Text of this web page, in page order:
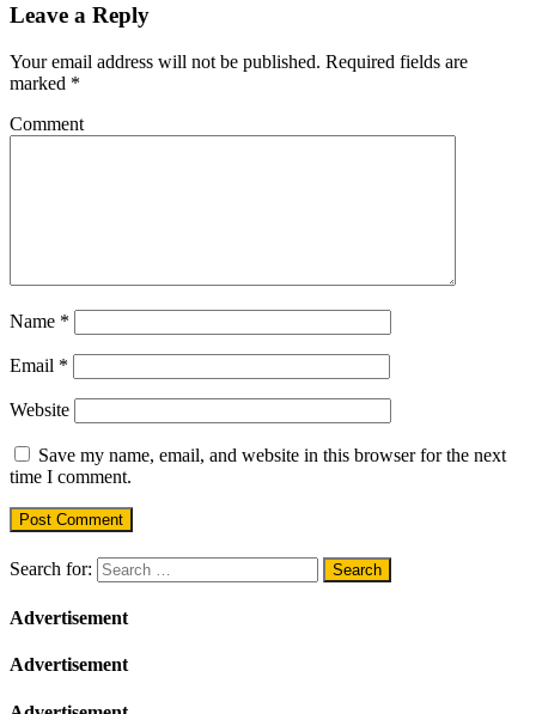
Leave a Reply
Your email address will not be published. Required fields are
marked *
Comment
Name *
Email *
Website
Save my name, email, and website in this browser for the next
time I comment.
Search for:
Advertisement
Advertisement